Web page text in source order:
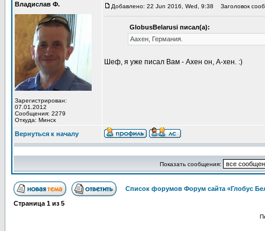
Владислав Ф.
Зарегистрирован:
07.01.2012
Сообщения: 2279
Откуда: Минск
Добавлено: 22 Jun 2016, Wed, 9:38 Заголовок
GlobusBelarusi писал(а):
Аахен, Германия.
Шеф, я уже писал Вам - Ахен он, А-хен. :)
Вернуться к началу
Показать сообщения:
Список форумов Форум сайта «Глобус
Страница 1 из 5